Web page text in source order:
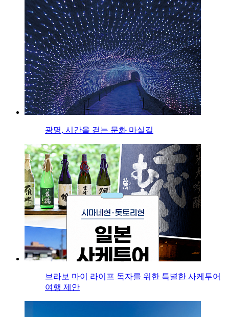
광명, 시간을 걷는 문화 마실길
브라보 마이 라이프 독자를 위한 특별한 사케투어
여행 제안